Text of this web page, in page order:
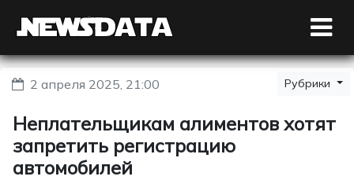
2 апреля 2025, 21:00 Рубрики
Неплательщикам алиментов хотят
запретить регистрацию
автомобилей